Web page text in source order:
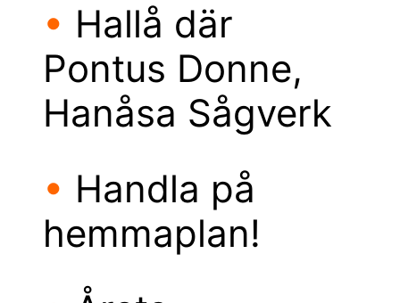
• Hallå där
Pontus Donne,
Hanåsa Sågverk
• Handla på
hemmaplan!